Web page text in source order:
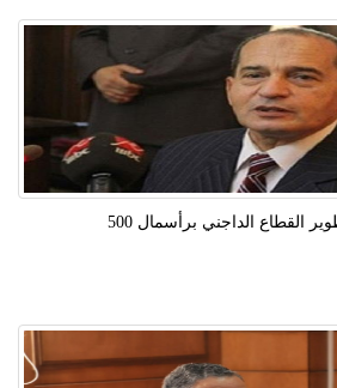
القطاع الداجني برأسمال 500